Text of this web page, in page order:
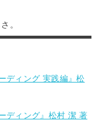
。
ディング 実践編』松
ディング』松村 潔 著